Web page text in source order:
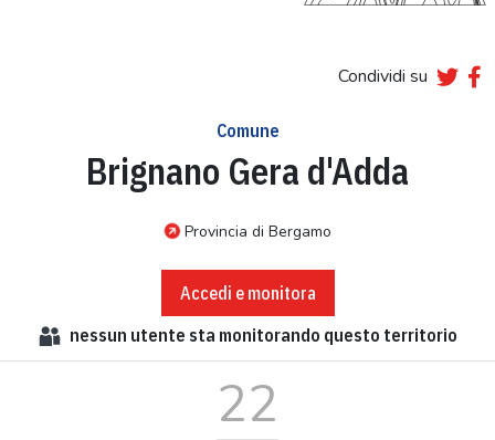
Condividi su
Comune
Brignano Gera d'Adda
Provincia di Bergamo
Accedi e monitora
nessun utente sta monitorando questo territorio
22